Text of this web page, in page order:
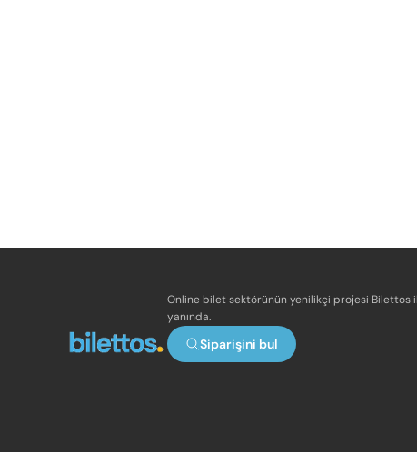
Online bilet sektörünün yenilikçi projesi Bilettos
yanında.
Siparişini bul